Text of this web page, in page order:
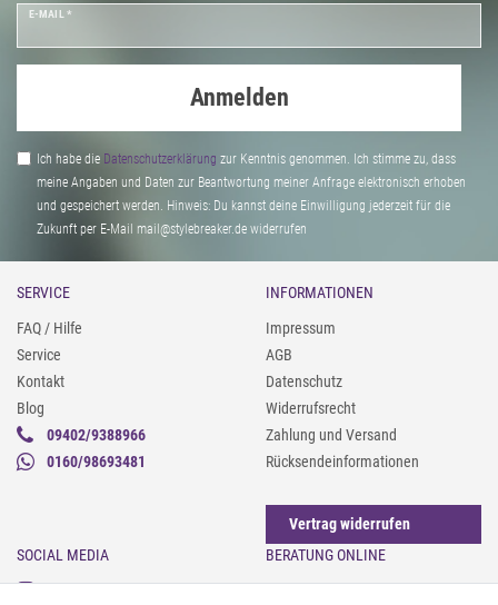
E-MAIL *
Anmelden
Ich habe die Daten­schutz­erklärung zur Kenntnis genommen. Ich stimme zu, dass
meine Angaben und Daten zur Beantwortung meiner Anfrage elektronisch erhoben
und gespeichert werden. Hinweis: Du kannst deine Einwilligung jederzeit für die
Zukunft per E-Mail mail@stylebreaker.de widerrufen
SERVICE
FAQ / Hilfe
Service
Kontakt
Blog
09402/9388966
0160/98693481
INFORMATIONEN
Impressum
AGB
Datenschutz
Widerrufsrecht
Zahlung und Versand
Rücksendeinformationen
Vertrag widerrufen
SOCIAL MEDIA
Instagram
BERATUNG ONLINE
Gürtel messen & kürzen